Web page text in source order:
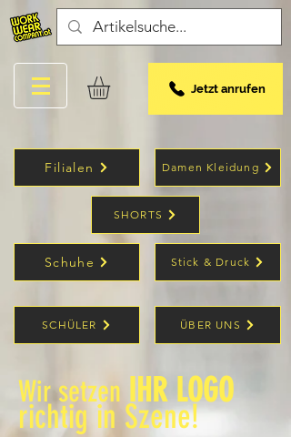
Jetzt anrufen
Filialen Damen Kleidung
SHORTS
Schuhe Stick & Druck
SCHÜLER ÜBER UNS
Wir setzen IHR LOGO
richtig in Szene!